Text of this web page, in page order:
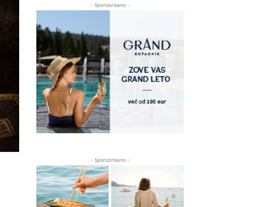
- Sponzorisano -
- Sponzorisano -